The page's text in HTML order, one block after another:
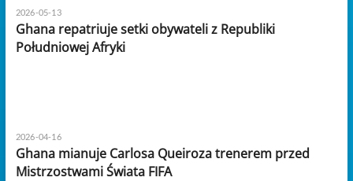
2026-05-13
Ghana repatriuje setki obywateli z Republiki
Południowej Afryki
2026-04-16
Ghana mianuje Carlosa Queiroza trenerem przed
Mistrzostwami Świata FIFA